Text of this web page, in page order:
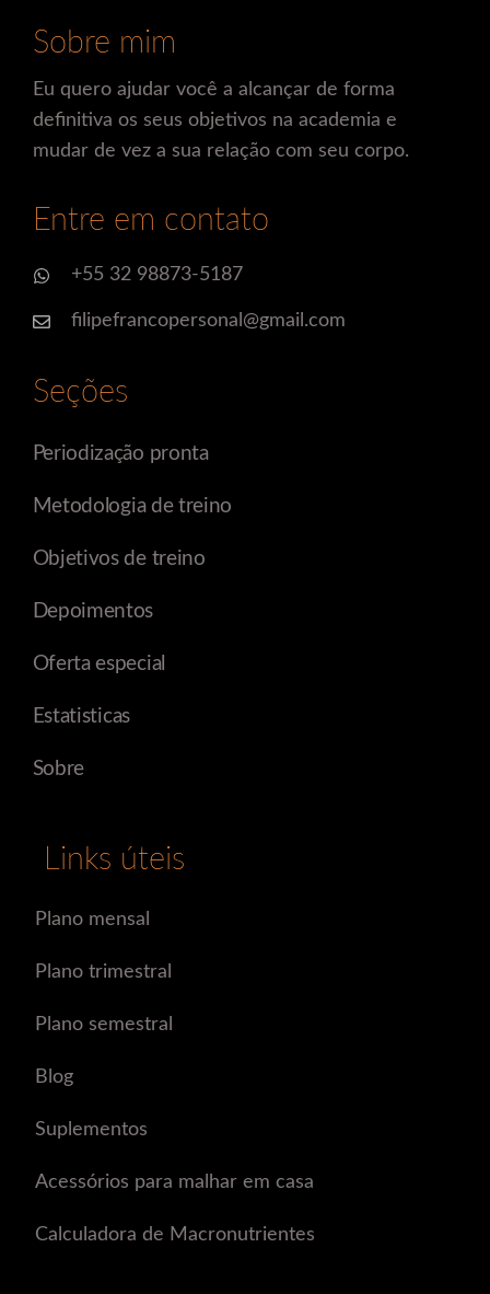
Sobre mim
Eu quero ajudar você a alcançar de forma
definitiva os seus objetivos na academia e
mudar de vez a sua relação com seu corpo.
Entre em contato
+55 32 98873-5187
filipefrancopersonal@gmail.com
Seções
Periodização pronta
Metodologia de treino
Objetivos de treino
Depoimentos
Oferta especial
Estatisticas
Sobre
Links úteis
Plano mensal
Plano trimestral
Plano semestral
Blog
Suplementos
Acessórios para malhar em casa
Calculadora de Macronutrientes